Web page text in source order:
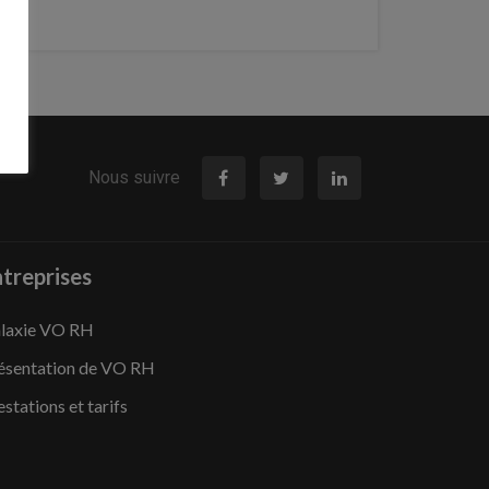
Nous suivre
VO RH
de VO RH
et tarifs